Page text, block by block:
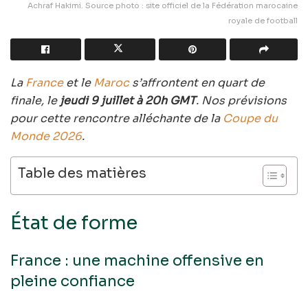
Achraf Hakimi. Source photo : site officiel de la Fédération marocaine
royale de football
LaFranceet leMarocs’affrontent en quart de
finale, lejeudi 9 juillet à 20h GMT. Nos prévisions
pour cette rencontre alléchante de la Coupe du
Monde 2026.
Table des matières
État de forme
France : une machine offensive en
pleine confiance